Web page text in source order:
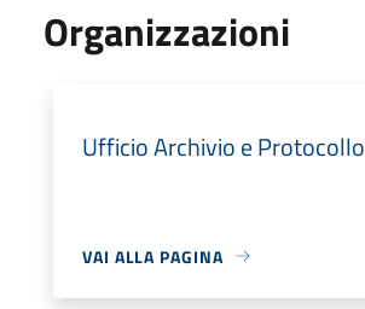
Organizzazioni
Ufficio Archivio e Protocollo
VAI ALLA PAGINA